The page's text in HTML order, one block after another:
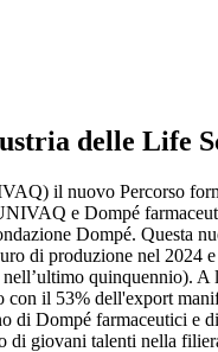
delle Life
il nuovo Percorso
e Dompé
Dompé. Questa
di produzione nel
quinquennio).
il 53% dell'export
di Dompé farmaceutici
di giovani talenti nella